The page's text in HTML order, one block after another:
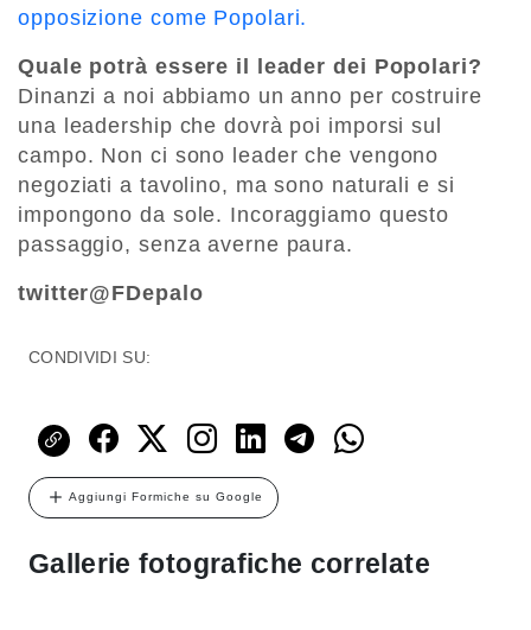
opposizione come Popolari.
Quale potrà essere il leader dei Popolari?
Dinanzi a noi abbiamo un anno per costruire
una leadership che dovrà poi imporsi sul
campo. Non ci sono leader che vengono
negoziati a tavolino, ma sono naturali e si
impongono da sole. Incoraggiamo questo
passaggio, senza averne paura.
twitter@FDepalo
CONDIVIDI SU:
Aggiungi Formiche su Google
Gallerie fotografiche correlate